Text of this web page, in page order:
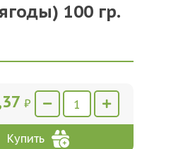
100 гр.
₽
Купить